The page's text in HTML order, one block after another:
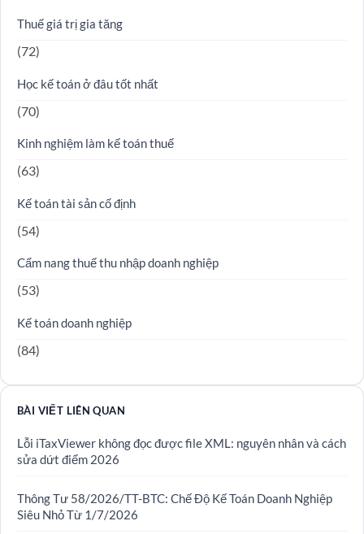
Thuế giá trị gia tăng
(72)
Học kế toán ở đâu tốt nhất
(70)
Kinh nghiệm làm kế toán thuế
(63)
Kế toán tài sản cố định
(54)
Cẩm nang thuế thu nhập doanh nghiệp
(53)
Kế toán doanh nghiệp
(84)
BÀI VIẾT LIÊN QUAN
Lỗi iTaxViewer không đọc được file XML: nguyên nhân và cách
sửa dứt điểm 2026
Thông Tư 58/2026/TT-BTC: Chế Độ Kế Toán Doanh Nghiệp
Siêu Nhỏ Từ 1/7/2026